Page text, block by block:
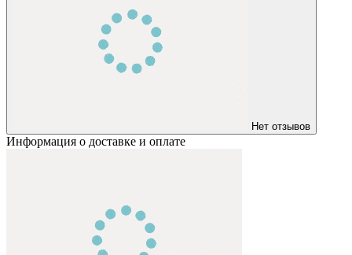
Нет отзывов
Информация о доставке и оплате